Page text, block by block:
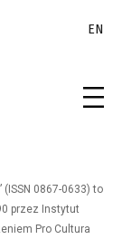
EN
0867-0633) to
przez Instytut
Pro Cultura